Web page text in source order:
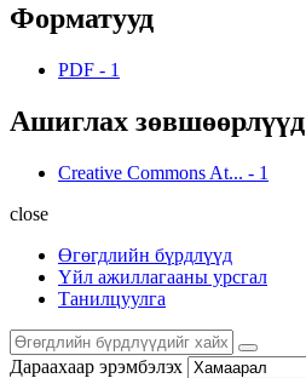
Форматууд
PDF - 1
Ашиглах зөвшөөрлүүд
Creative Commons At... - 1
close
Өгөгдлийн бүрдлүүд
Үйл ажиллагааны урсгал
Танилцуулга
Дараахаар эрэмбэлэх